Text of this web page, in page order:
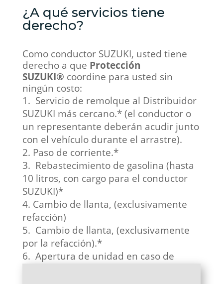
¿A qué servicios tiene
derecho?
Como conductor SUZUKI, usted tiene
derecho a que Protección
SUZUKI® coordine para usted sin
ningún costo:
Servicio de remolque al Distribuidor
SUZUKI más cercano.* (el conductor o
un representante deberán acudir junto
con el vehículo durante el arrastre).
Paso de corriente.*
Rebastecimiento de gasolina (hasta
10 litros, con cargo para el conductor
SUZUKI)*
Cambio de llanta, (exclusivamente
refacción)
Cambio de llanta, (exclusivamente
por la refacción).*
Apertura de unidad en caso de